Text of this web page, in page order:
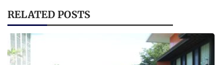
RELATED POSTS